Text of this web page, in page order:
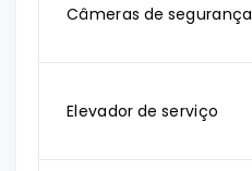
Câmeras de segurança
Elevador de serviço